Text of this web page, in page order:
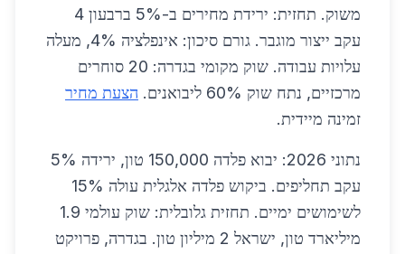
משוק. תחזית: ירידת מחירים ב-5% ברבעון 4
עקב ייצור מוגבר. גורם סיכון: אינפלציה 4%, מעלה
עלויות עבודה. שוק מקומי בגדרה: 20 סוחרים
מרכזיים, נתח שוק 60% ליבואנים.
הצעת מחיר
זמינה מיידית.
נתוני 2026: יבוא פלדה 150,000 טון, ירידה 5%
עקב תחליפים. ביקוש פלדה אלגלית עולה 15%
לשימושים ימיים. תחזית גלובלית: שוק עולמי 1.9
מיליארד טון, ישראל 2 מיליון טון. בגדרה, פרויקט